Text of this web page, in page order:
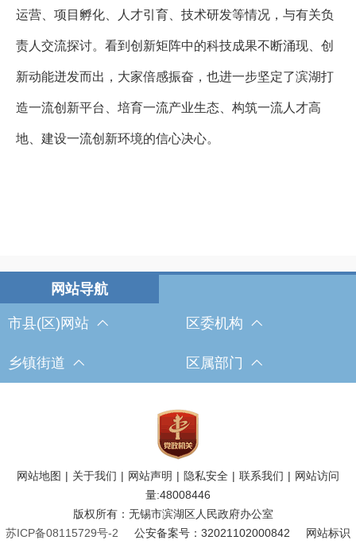
运营、项目孵化、人才引育、技术研发等情况，与有关负
责人交流探讨。看到创新矩阵中的科技成果不断涌现、创
新动能迸发而出，大家倍感振奋，也进一步坚定了滨湖打
造一流创新平台、培育一流产业生态、构筑一流人才高
地、建设一流创新环境的信心决心。
市县(区)网站 区委机构
乡镇街道 区属部门
网站地图 | 关于我们 | 网站声明 | 隐私安全 | 联系我们 | 网站访问
量:48008446
版权所有：无锡市滨湖区人民政府办公室
苏ICP备08115729号-2
公安备案号：32021102000842 网站标识